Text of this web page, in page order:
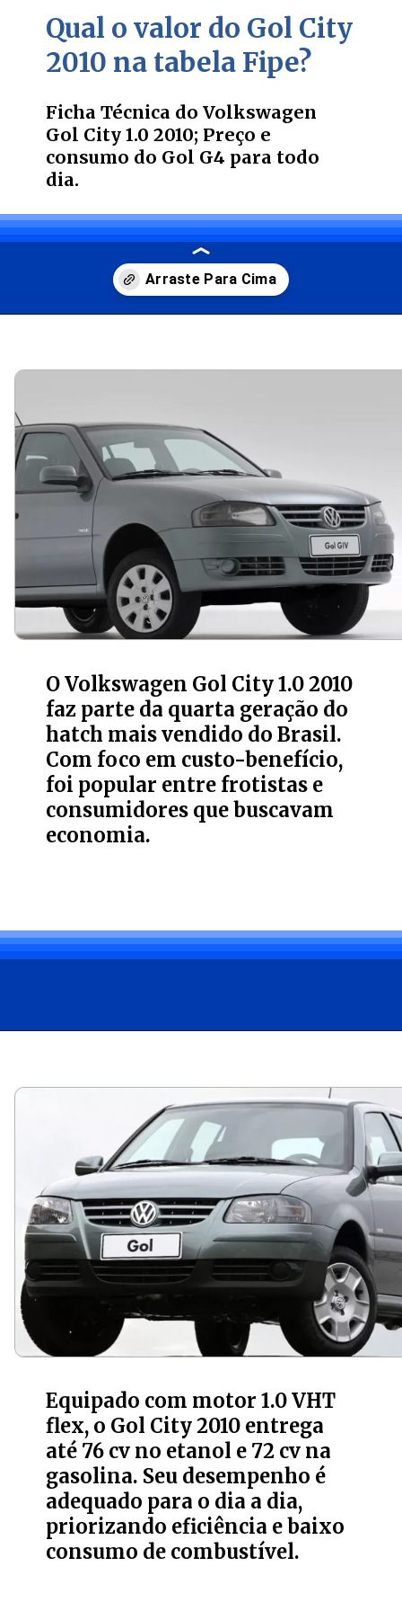
Qual o valor do Gol City
2010 na tabela Fipe?
Ficha Técnica do Volkswagen
Gol City 1.0 2010; Preço e
consumo do Gol G4 para todo
dia.
O Volkswagen Gol City 1.0 2010
faz parte da quarta geração do
hatch mais vendido do Brasil.
Com foco em custo-benefício,
foi popular entre frotistas e
consumidores que buscavam
economia.
Equipado com motor 1.0 VHT
flex, o Gol City 2010 entrega
até 76 cv no etanol e 72 cv na
gasolina. Seu desempenho é
adequado para o dia a dia,
priorizando eficiência e baixo
consumo de combustível.